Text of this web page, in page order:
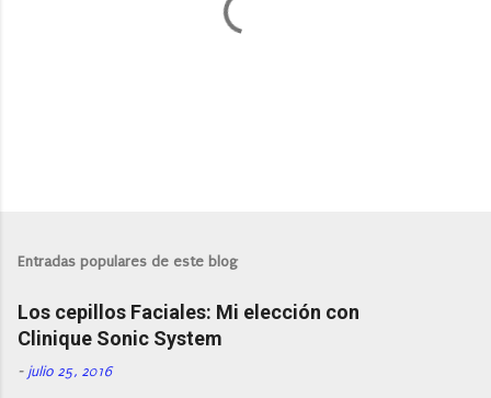
l
a
r
n
Entradas populares de este blog
Los cepillos Faciales: Mi elección con
Clinique Sonic System
- julio 25, 2016